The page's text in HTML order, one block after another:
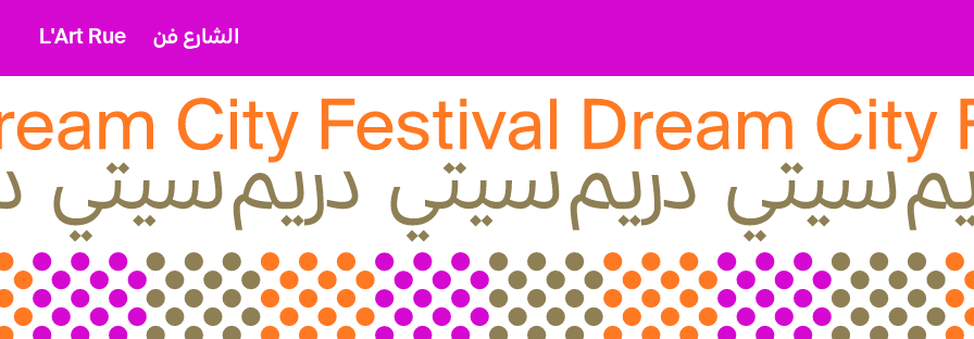
L'Art Rue الشارع فن